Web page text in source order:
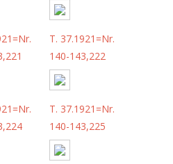
T. 37.1921=Nr.
140-143,222
T. 37.1921=Nr.
140-143,225